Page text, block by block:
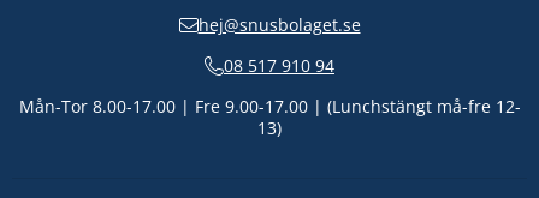
hej@snusbolaget.se
08 517 910 94
Mån-Tor 8.00-17.00 | Fre 9.00-17.00 | (Lunchstängt må-fre 12-
13)